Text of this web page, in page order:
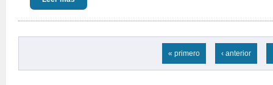
« primero ‹ anterior